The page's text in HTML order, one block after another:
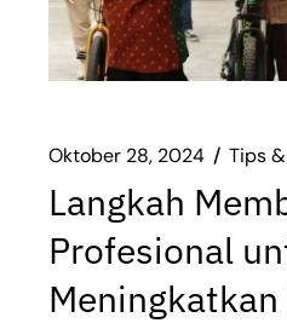
Oktober 28, 2024 Tips
Langkah
Profesional